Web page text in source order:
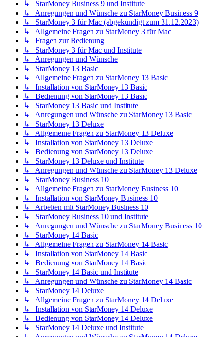
↳ StarMoney Business 9 und Institute
↳ Anregungen und Wünsche zu StarMoney Business 9
↳ StarMoney 3 für Mac (abgekündigt zum 31.12.2023)
↳ Allgemeine Fragen zu StarMoney 3 für Mac
↳ Fragen zur Bedienung
↳ StarMoney 3 für Mac und Institute
↳ Anregungen und Wünsche
↳ StarMoney 13 Basic
↳ Allgemeine Fragen zu StarMoney 13 Basic
↳ Installation von StarMoney 13 Basic
↳ Bedienung von StarMoney 13 Basic
↳ StarMoney 13 Basic und Institute
↳ Anregungen und Wünsche zu StarMoney 13 Basic
↳ StarMoney 13 Deluxe
↳ Allgemeine Fragen zu StarMoney 13 Deluxe
↳ Installation von StarMoney 13 Deluxe
↳ Bedienung von StarMoney 13 Deluxe
↳ StarMoney 13 Deluxe und Institute
↳ Anregungen und Wünsche zu StarMoney 13 Deluxe
↳ StarMoney Business 10
↳ Allgemeine Fragen zu StarMoney Business 10
↳ Installation von StarMoney Business 10
↳ Arbeiten mit StarMoney Business 10
↳ StarMoney Business 10 und Institute
↳ Anregungen und Wünsche zu StarMoney Business 10
↳ StarMoney 14 Basic
↳ Allgemeine Fragen zu StarMoney 14 Basic
↳ Installation von StarMoney 14 Basic
↳ Bedienung von StarMoney 14 Basic
↳ StarMoney 14 Basic und Institute
↳ Anregungen und Wünsche zu StarMoney 14 Basic
↳ StarMoney 14 Deluxe
↳ Allgemeine Fragen zu StarMoney 14 Deluxe
↳ Installation von StarMoney 14 Deluxe
↳ Bedienung von StarMoney 14 Deluxe
↳ StarMoney 14 Deluxe und Institute